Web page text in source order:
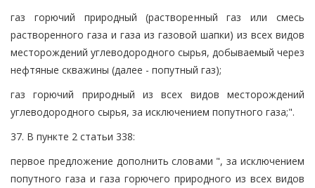
газ горючий природный (растворенный газ или смесь
растворенного газа и газа из газовой шапки) из всех видов
месторождений углеводородного сырья, добываемый через
нефтяные скважины (далее - попутный газ);
газ горючий природный из всех видов месторождений
углеводородного сырья, за исключением попутного газа;".
37. В пункте 2 статьи 338:
первое предложение дополнить словами ", за исключением
попутного газа и газа горючего природного из всех видов